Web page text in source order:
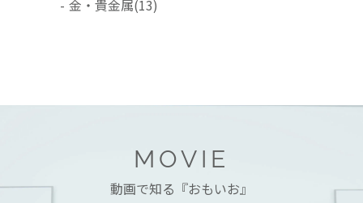
- 金・貴金属(13)
MOVIE
動画で知る『おもいお』